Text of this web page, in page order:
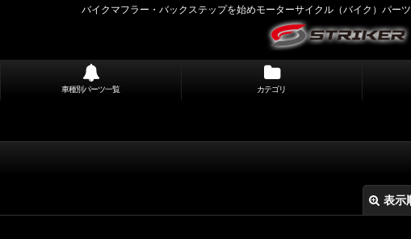
バイクマフラー・バックステップを始めモーターサイクル（バイク）パー
車種別パーツ一覧 カテゴリ
表示